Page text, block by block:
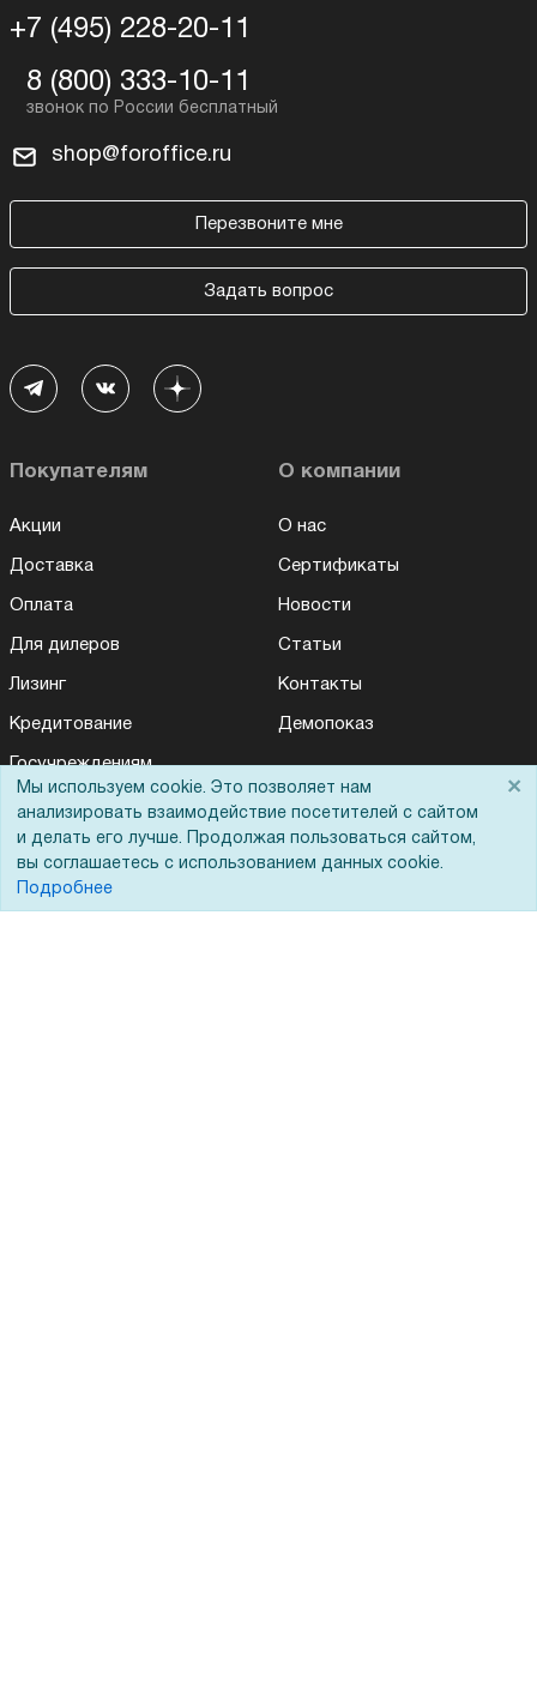
+7 (495) 228-20-11
8 (800) 333-10-11
shop@foroffice.ru
Перезвоните мне
Задать вопрос
Покупателям
Акции
Доставка
Оплата
Для дилеров
Лизинг
Кредитование
Госучреждениям
Бренды
ЭДО
О компании
О нас
Сертификаты
Новости
Статьи
Контакты
Демопоказ
Мы используем cookie. Это позволяет нам
анализировать взаимодействие посетителей с сайтом
и делать его лучше. Продолжая пользоваться сайтом,
вы соглашаетесь с использованием данных cookie.
Подробнее
×